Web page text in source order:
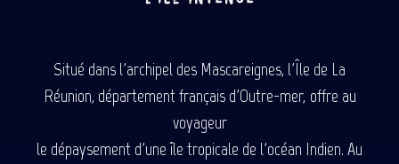
Situé dans l'archipel des Mascareignes, l'Île de La
Réunion, département français d'Outre-mer, offre au
voyageur
le dépaysement d'une île tropicale de l'océan Indien. Au